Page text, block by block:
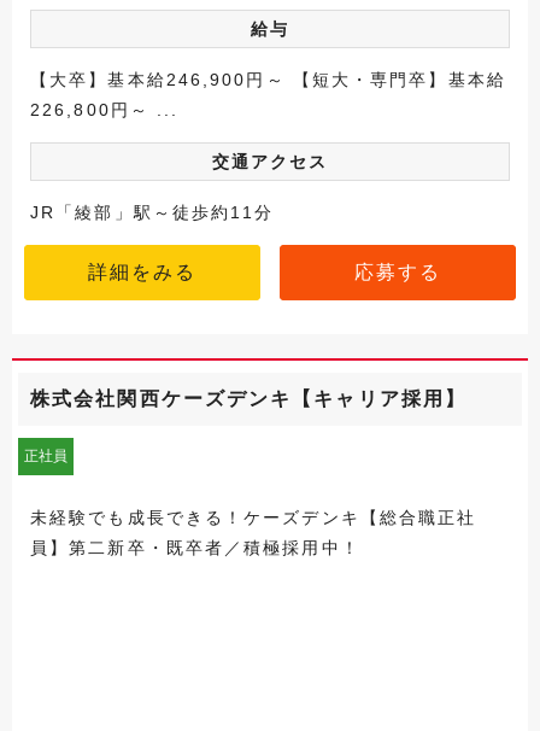
給与
【大卒】基本給246,900円～ 【短大・専門卒】基本給
226,800円～ ...
交通アクセス
JR「綾部」駅～徒歩約11分
詳細をみる 応募する
株式会社関西ケーズデンキ【キャリア採用】
正社員
未経験でも成長できる！ケーズデンキ【総合職正社
員】第二新卒・既卒者／積極採用中！